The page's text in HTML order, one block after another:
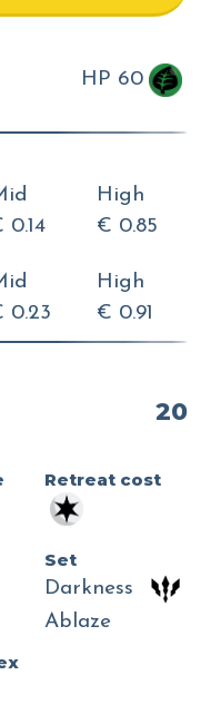
HP 60
0.14
High
€ 0.85
0.23
High
€ 0.91
20
Retreat cost
Set
Darkness
Ablaze